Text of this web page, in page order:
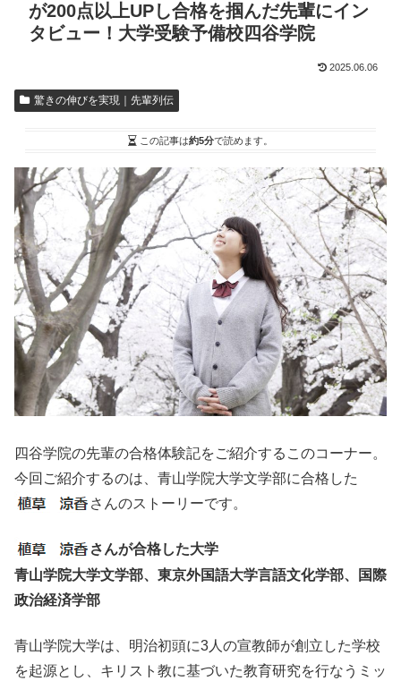
が200点以上UPし合格を掴んだ先輩にイン
タビュー！大学受験予備校四谷学院
2025.06.06
驚きの伸びを実現｜先輩列伝
この記事は約5分で読めます。
四谷学院の先輩の合格体験記をご紹介するこのコーナー。
今回ご紹介するのは、青山学院大学文学部に合格した
さんのストーリーです。
さんが合格した大学
青山学院大学文学部、東京外国語大学言語文化学部、国際
政治経済学部
青山学院大学は、明治初頭に3人の宣教師が創立した学校
を起源とし、キリスト教に基づいた教育研究を行なうミッ